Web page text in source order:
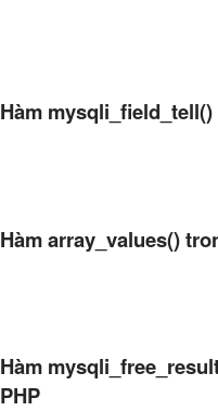
Hàm
Hàm array_values()
Hàm
PHP